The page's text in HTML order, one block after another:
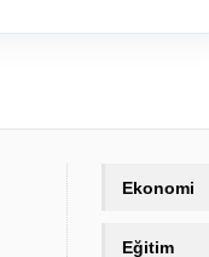
Ekonomi
Eğitim